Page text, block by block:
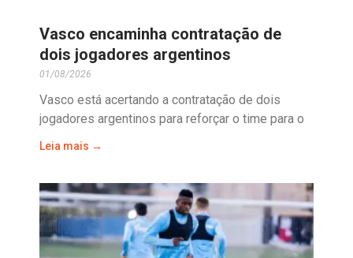
Vasco encaminha contratação de
dois jogadores argentinos
01/08/2026
Vasco está acertando a contratação de dois
jogadores argentinos para reforçar o time para o
Leia mais →